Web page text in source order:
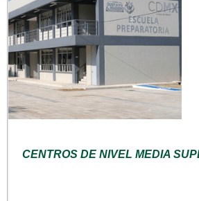
CENTROS DE NIVEL MEDIA